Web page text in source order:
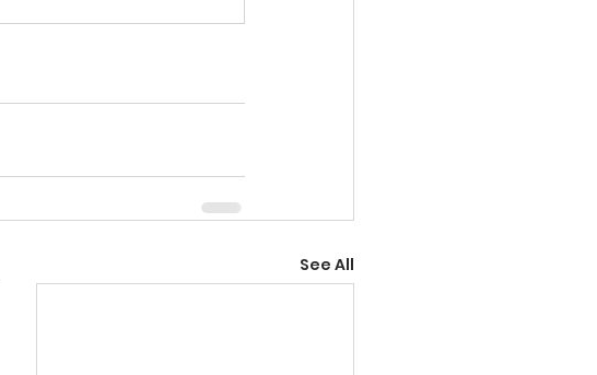
See All